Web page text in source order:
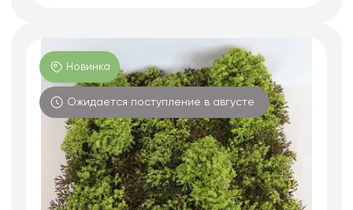
Новинка
Ожидается поступление в августе